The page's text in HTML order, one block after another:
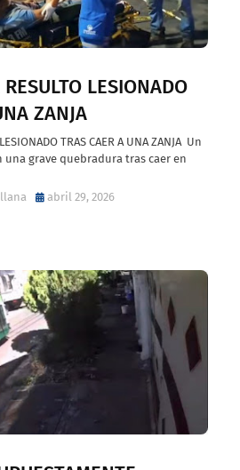
LESIONADO
ZANJA
TRAS CAER A UNA ZANJA Un
grave quebradura tras caer en
abril 29, 2026